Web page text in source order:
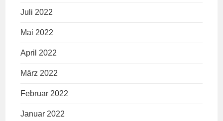
Juli 2022
Mai 2022
April 2022
März 2022
Februar 2022
Januar 2022